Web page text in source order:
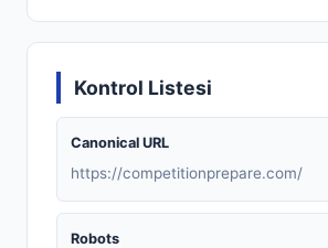
Kontrol Listesi
Canonical URL
https://competitionprepare.com/
Robots